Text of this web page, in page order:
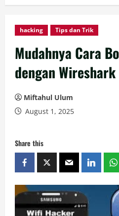
hacking Tips dan Trik
Mudahnya Cara
dengan Wireshark
Miftahul Ulum
August 1, 2025
Share this